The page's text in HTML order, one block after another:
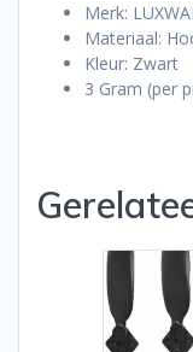
Merk:
Materiaal:
Kleur: Zwart
3 Gram (per